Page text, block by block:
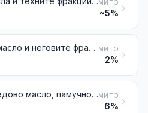
МИТО
~5%
Палмово масло и неговите фракции, дори рафинирани, но не химически променени МИТО
2%
Слънчогледово масло, памучно масло или масло от шафранка (safflower) и техните фракции, дори рафинирани, но не химически променениМИТО
6%